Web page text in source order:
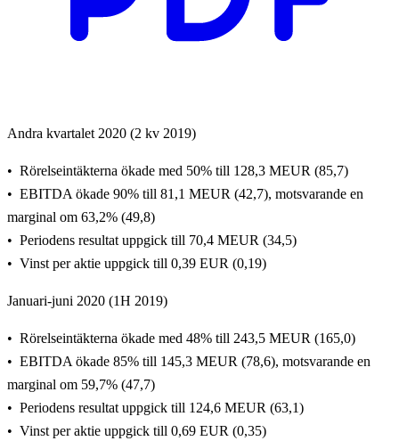
Andra kvartalet 2020 (2 kv 2019)
Rörelseintäkterna ökade med 50% till 128,3 MEUR (85,7)
EBITDA ökade 90% till 81,1 MEUR (42,7), motsvarande en
marginal om 63,2% (49,8)
Periodens resultat uppgick till 70,4 MEUR (34,5)
Vinst per aktie uppgick till 0,39 EUR (0,19)
Januari-juni 2020 (1H 2019)
Rörelseintäkterna ökade med 48% till 243,5 MEUR (165,0)
EBITDA ökade 85% till 145,3 MEUR (78,6), motsvarande en
marginal om 59,7% (47,7)
Periodens resultat uppgick till 124,6 MEUR (63,1)
Vinst per aktie uppgick till 0,69 EUR (0,35)